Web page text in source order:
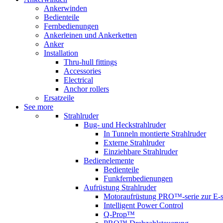
Ankerwinden
Bedienteile
Fernbedienungen
Ankerleinen und Ankerketten
Anker
Installation
Thru-hull fittings
Accessories
Electrical
Anchor rollers
Ersatzeile
See more
Strahlruder
Bug- und Heckstrahlruder
In Tunneln montierte Strahlruder
Externe Strahlruder
Einziehbare Strahlruder
Bedienelemente
Bedienteile
Funkfernbedienungen
Aufrüstung Strahlruder
Motoraufrüstung PRO™-serie zur E-
Intelligent Power Control
Q-Prop™